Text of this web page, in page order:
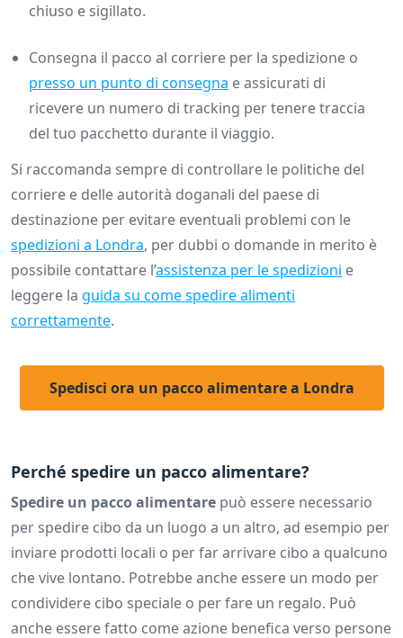
chiuso e sigillato.
Consegna il pacco al corriere per la spedizione o
presso un punto di consegna e assicurati di
ricevere un numero di tracking per tenere traccia
del tuo pacchetto durante il viaggio.
Si raccomanda sempre di controllare le politiche del
corriere e delle autorità doganali del paese di
destinazione per evitare eventuali problemi con le
spedizioni a Londra, per dubbi o domande in merito è
possibile contattare l’assistenza per le spedizioni e
leggere la guida su come spedire alimenti
correttamente.
Spedisci ora un pacco alimentare a Londra
Perché spedire un pacco alimentare?
Spedire un pacco alimentare può essere necessario
per spedire cibo da un luogo a un altro, ad esempio per
inviare prodotti locali o per far arrivare cibo a qualcuno
che vive lontano. Potrebbe anche essere un modo per
condividere cibo speciale o per fare un regalo. Può
anche essere fatto come azione benefica verso persone